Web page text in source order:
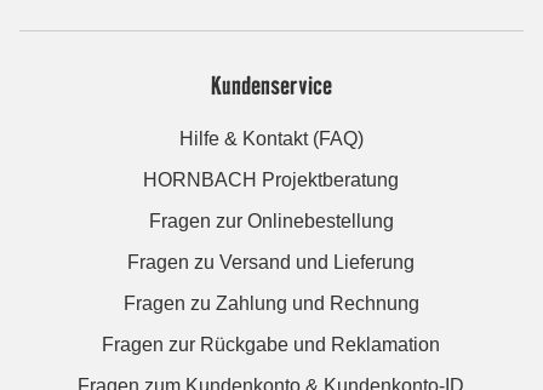
Kundenservice
Hilfe & Kontakt (FAQ)
HORNBACH Projektberatung
Fragen zur Onlinebestellung
Fragen zu Versand und Lieferung
Fragen zu Zahlung und Rechnung
Fragen zur Rückgabe und Reklamation
Fragen zum Kundenkonto & Kundenkonto-ID